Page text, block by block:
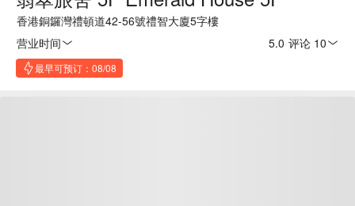
香港銅鑼灣禮頓道42-56號禮智大廈5字樓
营业时间
5.0 评论 10
最早可预订：08/08